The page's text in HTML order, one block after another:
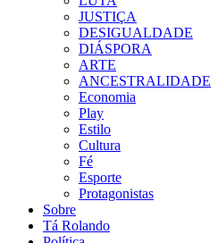
JUSTIÇA
DESIGUALDADE
DIÁSPORA
ARTE
ANCESTRALIDADE
Economia
Play
Estilo
Cultura
Fé
Esporte
Protagonistas
Sobre
Tá Rolando